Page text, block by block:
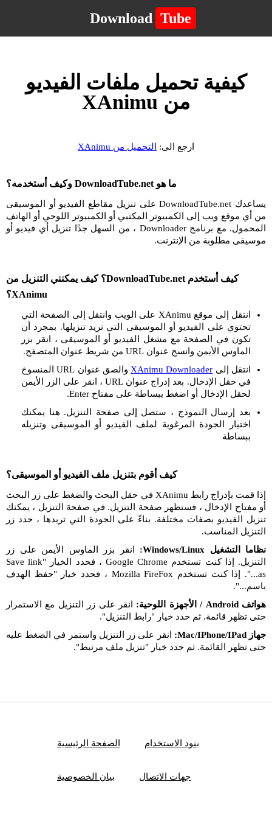
Download Tube
كيفية تحميل ملفات الفيديو
من XAnimu
ارجع الى: التحميل من XAnimu
ما هو DownloadTube.net وكيف أستخدمه؟
يساعدك DownloadTube.net على تنزيل مقاطع الفيديو أو الموسيقى
من أي موقع ويب إلى الكمبيوتر المكتبي أو الكمبيوتر اللوحي أو الهاتف
المحمول. مع برنامج Downloader ، من السهل جدًا تنزيل أي فيديو أو
موسيقى مطلوبة من الإنترنت.
كيف أستخدم DownloadTube.net؟ كيف يمكنني التنزيل من
XAnimu؟
انتقل إلى موقع XAnimu على الويب وانتقل إلى الصفحة التي
تحتوي على الفيديو أو الموسيقى التي تريد تنزيلها. بمجرد أن
تكون في الصفحة مع مشغل الفيديو أو الموسيقى ، انقر بزر
الماوس الأيمن وانسخ عنوان URL من شريط عنوان المتصفح.
انتقل إلى XAnimu Downloader
والصق عنوان URL المنسوخ
في حقل الإدخال. بعد إدراج عنوان URL ، انقر على الزر الأيمن
لحقل الإدخال أو اضغط ببساطة على مفتاح Enter.
بعد إرسال النموذج ، ستصل إلى صفحة التنزيل. هنا يمكنك
اختيار الجودة المرغوبة لملف الفيديو أو الموسيقى وتنزيله
ببساطة
كيف أقوم بتنزيل ملف الفيديو أو الموسيقى؟
إذا قمت بإدراج رابط XAnimu في حقل البحث والضغط على زر البحث
أو مفتاح الإدخال ، فستظهر صفحة التنزيل. في صفحة التنزيل ، يمكنك
تنزيل الفيديو بصفات مختلفة. بناءً على الجودة التي تريدها ، حدد زر
التنزيل المناسب.
نظاما التشغيل Windows/Linux:
انقر بزر الماوس الأيمن على زر
التنزيل. إذا كنت تستخدم Google Chrome ، فحدد الخيار "Save link
as...". إذا كنت تستخدم Mozilla FireFox ، فحدد خيار "حفظ الهدف
باسم...".
هواتف Android / الأجهزة اللوحية:
انقر على زر التنزيل مع الاستمرار
حتى تظهر قائمة. ثم حدد خيار "رابط التنزيل".
جهاز Mac/IPhone/IPad:
انقر على زر التنزيل واستمر في الضغط عليه
حتى تظهر القائمة. ثم حدد خيار "تنزيل ملف مرتبط".
الصفحة الرئيسية بنود الاستخدام
بيان الخصوصية جهات الاتصال